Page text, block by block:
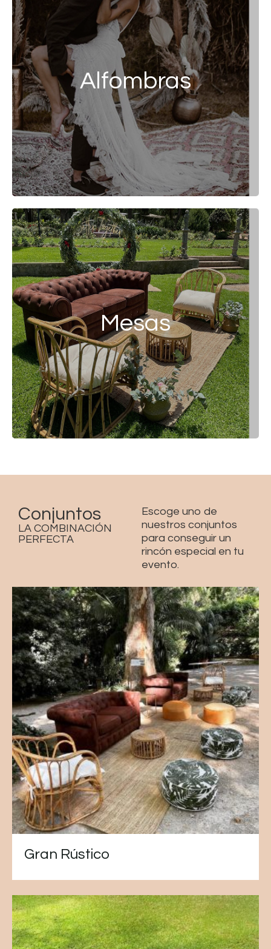
Alfombras
Mesas
Conjuntos
LA COMBINACIÓN
PERFECTA
Escoge uno de
nuestros conjuntos
para conseguir un
rincón especial en tu
evento.
Gran Rústico